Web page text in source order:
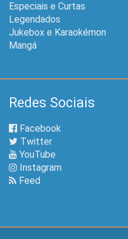
Especiais e Curtas
Legendados
Jukebox e Karaokémon
Mangá
Redes Sociais
Facebook
Twitter
YouTube
Instagram
Feed